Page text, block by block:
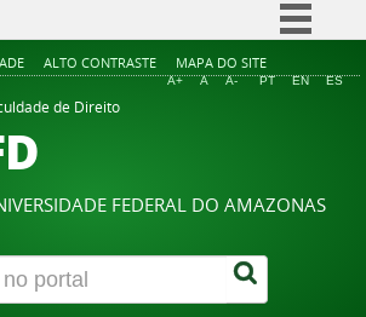
Simplifique!
Legislação
Canais
ALTO CONTRASTE MAPA DO SITE
A+ A A- PT EN ES
de Direito
FEDERAL DO AMAZONAS